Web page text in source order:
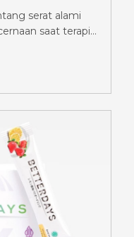
serat alami
saat terapi